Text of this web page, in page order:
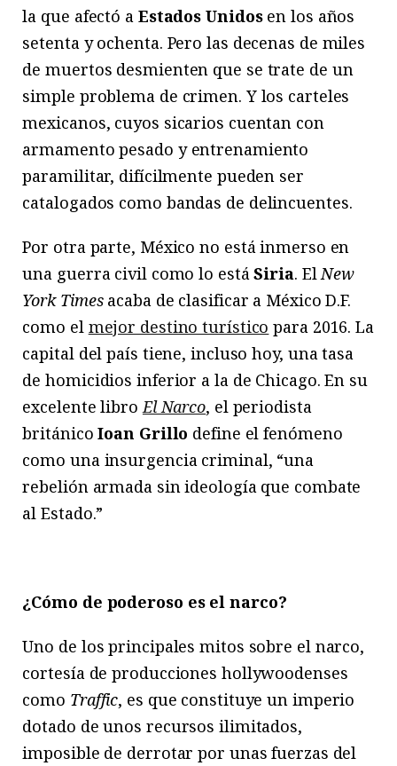
la que afectó a Estados Unidosen los años
setenta y ochenta. Pero las decenas de miles
de muertos desmienten que se trate de un
simple problema de crimen. Y los carteles
mexicanos, cuyos sicarios cuentan con
armamento pesado y entrenamiento
paramilitar, difícilmente pueden ser
catalogados como bandas de delincuentes.
Por otra parte, México no está inmerso en
una guerra civil como lo estáSiria. ElNew
York Timesacaba de clasificar a México D.F.
como el mejor destino turístico para 2016. La
capital del país tiene, incluso hoy, una tasa
de homicidios inferior a la de Chicago. En su
excelente libroEl Narco, el periodista
británicoIoan Grillo define el fenómeno
como una insurgencia criminal, “una
rebelión armada sin ideología que combate
al Estado.”
¿Cómo de poderoso es el narco?
Uno de los principales mitos sobre el narco,
cortesía de producciones hollywoodenses
como Traffic, es que constituye un imperio
dotado de unos recursos ilimitados,
imposible de derrotar por unas fuerzas del